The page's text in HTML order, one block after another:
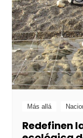
Más allá
Redefinen